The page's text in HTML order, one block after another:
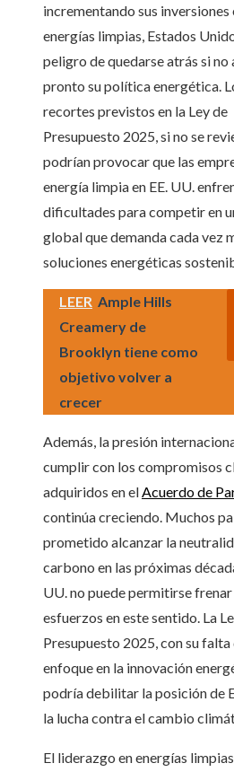
incrementando sus inversiones
energías limpias, Estados
peligro de quedarse atrás si no
pronto su política energética.
recortes previstos en la Ley de
Presupuesto 2025, si no se
podrían provocar que las
energía limpia en EE. UU.
dificultades para competir en
global que demanda cada vez
soluciones energéticas
LEER Ample Hills
Creamery de
Brooklyn tiene como
objetivo volver a
crecer
Además, la presión
cumplir con los compromisos
adquiridos en el Acuerdo de
continúa creciendo. Muchos
prometido alcanzar la
carbono en las próximas
UU. no puede permitirse frenar
esfuerzos en este sentido. La
Presupuesto 2025, con su falta
enfoque en la innovación
podría debilitar la posición de
la lucha contra el cambio
El liderazgo en energías